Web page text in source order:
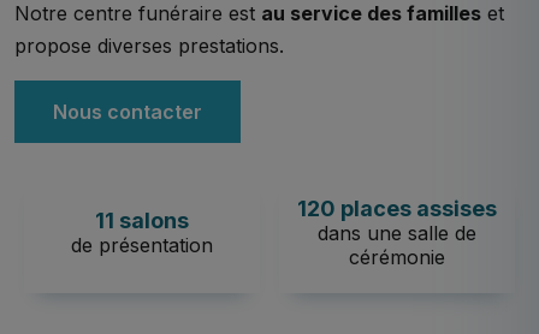
Notre centre funéraire est au service des familles et
propose diverses prestations.
Nous contacter
11 salons
de présentation
120 places assises
dans une salle de
cérémonie